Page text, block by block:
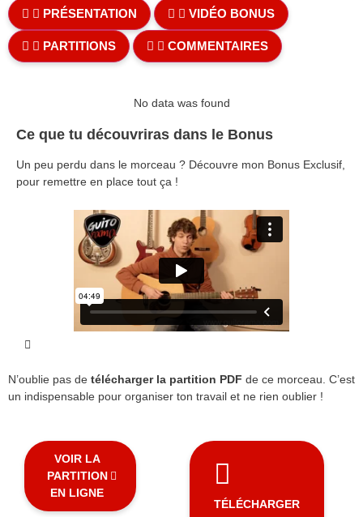
PRÉSENTATION VIDÉO BONUS
PARTITIONS COMMENTAIRES
No data was found
Ce que tu découvriras dans le Bonus
Un peu perdu dans le morceau ? Découvre mon Bonus Exclusif,
pour remettre en place tout ça !
N’oublie pas de télécharger la partition PDF de ce morceau. C’est
un indispensable pour organiser ton travail et ne rien oublier !
VOIR LA
PARTITION
EN LIGNE
TÉLÉCHARGER